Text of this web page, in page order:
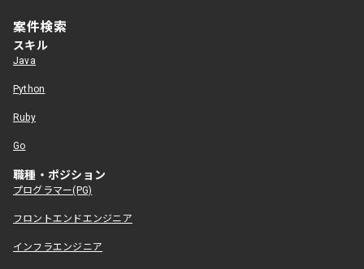
案件検索
スキル
Java
Python
Ruby
Go
職種・ポジション
プログラマー(PG)
フロントエンドエンジニア
インフラエンジニア